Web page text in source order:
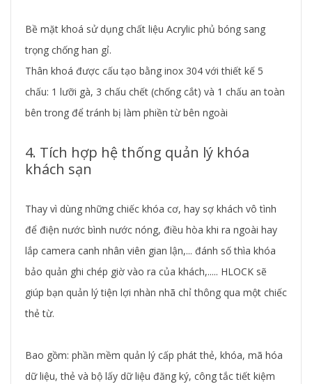
Bề mặt khoá sử dụng chất liệu Acrylic phủ bóng sang
trọng chống han gỉ.
Thân khoá được cấu tạo bằng inox 304 với thiết kế 5
chấu: 1 lưỡi gà, 3 chấu chết (chống cắt) và 1 chấu an toàn
bên trong để tránh bị làm phiền từ bên ngoài
4. Tích hợp hệ thống quản lý khóa
khách sạn
Thay vì dùng những chiếc khóa cơ, hay sợ khách vô tình
để điện nước bình nước nóng, điều hòa khi ra ngoài hay
lắp camera canh nhân viên gian lận,... đánh số thìa khóa
bảo quản ghi chép giờ vào ra của khách,..... HLOCK sẽ
giúp bạn quản lý tiện lợi nhàn nhã chỉ thông qua một chiếc
thẻ từ.
Bao gồm: phần mềm quản lý cấp phát thẻ, khóa, mã hóa
dữ liệu, thẻ và bộ lấy dữ liệu đăng ký, công tắc tiết kiệm